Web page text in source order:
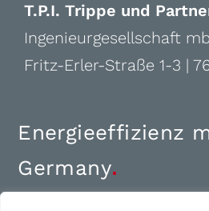
T.P.I. Trippe und
Ingenieurgesellschaft
Fritz-Erler-Straße 1-3 |
Energieeffizienz
Germany.